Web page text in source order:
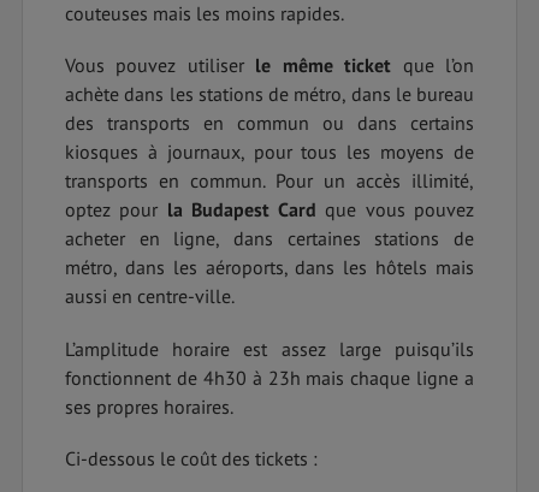
couteuses mais les moins rapides.
Vous pouvez utiliser le même ticket que l’on
achète dans les stations de métro, dans le bureau
des transports en commun ou dans certains
kiosques à journaux, pour tous les moyens de
transports en commun. Pour un accès illimité,
optez pour la Budapest Card que vous pouvez
acheter en ligne, dans certaines stations de
métro, dans les aéroports, dans les hôtels mais
aussi en centre-ville.
L’amplitude horaire est assez large puisqu’ils
fonctionnent de 4h30 à 23h mais chaque ligne a
ses propres horaires.
Ci-dessous le coût des tickets :